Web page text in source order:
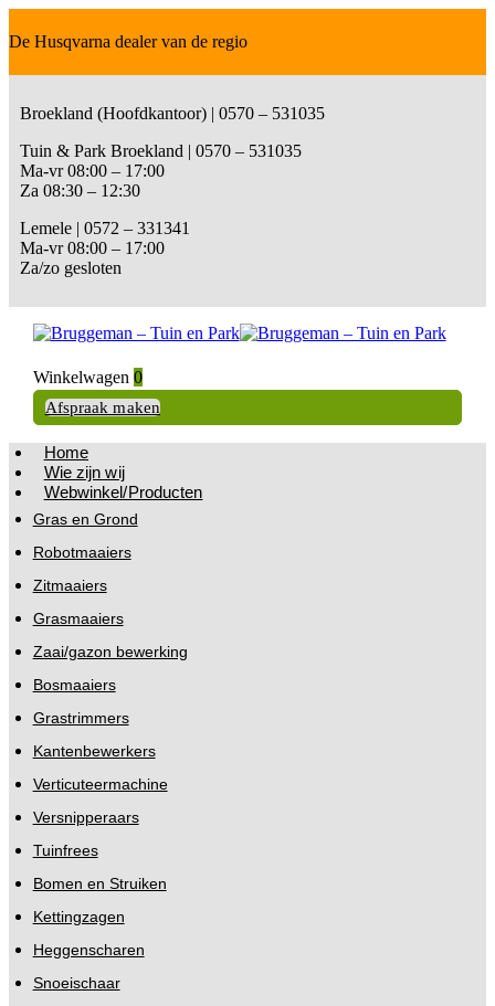
De Husqvarna dealer van de regio
Broekland (Hoofdkantoor) | 0570 – 531035
Tuin & Park Broekland | 0570 – 531035
Ma-vr 08:00 – 17:00
Za 08:30 – 12:30
Lemele | 0572 – 331341
Ma-vr 08:00 – 17:00
Za/zo gesloten
Winkelwagen 0
Afspraak maken
Home
Wie zijn wij
Webwinkel/Producten
Gras en Grond
Robotmaaiers
Zitmaaiers
Grasmaaiers
Zaai/gazon bewerking
Bosmaaiers
Grastrimmers
Kantenbewerkers
Verticuteermachine
Versnipperaars
Tuinfrees
Bomen en Struiken
Kettingzagen
Heggenscharen
Snoeischaar